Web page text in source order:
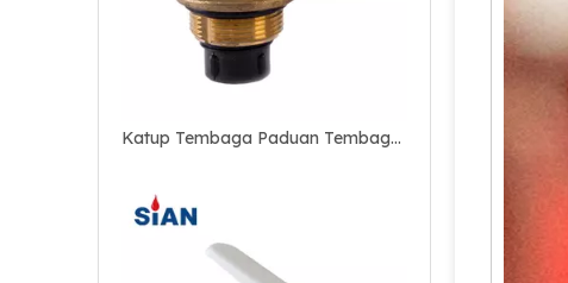
Katup Bersertifikat CE Dengan Alat Pengaman Untuk Pemadam Api Bubuk Kering Katup Api Kuningan Aman